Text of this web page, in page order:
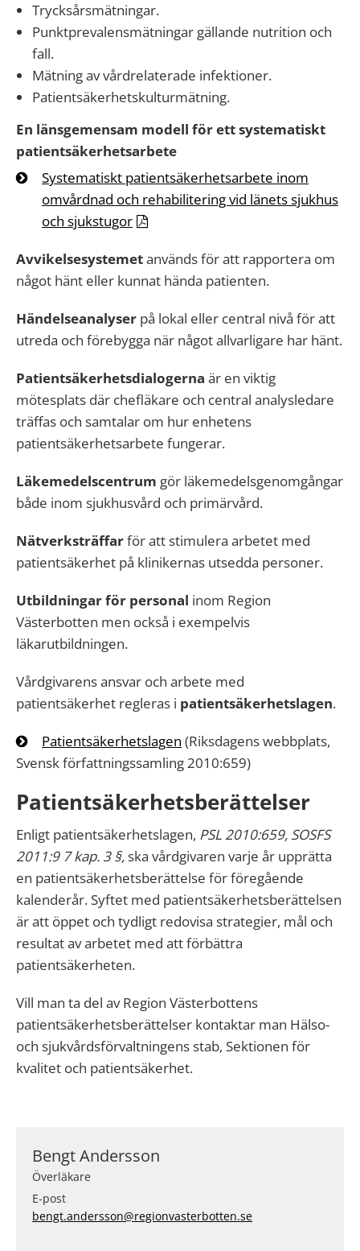
Trycksårsmätningar.
Punktprevalensmätningar gällande nutrition och
fall.
Mätning av vårdrelaterade infektioner.
Patientsäkerhetskulturmätning.
En länsgemensam modell för ett systematiskt
patientsäkerhetsarbete
Systematiskt patientsäkerhetsarbete inom
omvårdnad och rehabilitering vid länets sjukhus
och sjukstugor
Avvikelsesystemetanvänds för att rapportera om
något hänt eller kunnat hända patienten.
Händelseanalyser på lokal eller central nivå för att
utreda och förebygga när något allvarligare har hänt.
Patientsäkerhetsdialogerna är en viktig
mötesplats där chefläkare och central analysledare
träffas och samtalar om hur enhetens
patientsäkerhetsarbete fungerar.
Läkemedelscentrum gör läkemedelsgenomgångar
både inom sjukhusvård och primärvård.
Nätverksträffarför att stimulera arbetet med
patientsäkerhet på klinikernas utsedda personer.
Utbildningar för personal inom Region
Västerbotten men också i exempelvis
läkarutbildningen.
Vårdgivarens ansvar och arbete med
patientsäkerhet regleras i patientsäkerhetslagen.
Patientsäkerhetslagen (Riksdagens webbplats,
Svensk författningssamling 2010:659)
Patientsäkerhetsberättelser
Enligt patientsäkerhetslagen, PSL 2010:659, SOSFS
2011:9 7 kap. 3 §,ska vårdgivaren varje år upprätta
en patientsäkerhetsberättelse för föregående
kalenderår. Syftet med patientsäkerhetsberättelsen
är att öppet och tydligt redovisa strategier, mål och
resultat av arbetet med att förbättra
patientsäkerheten.
Vill man ta del av Region Västerbottens
patientsäkerhetsberättelser kontaktar man Hälso-
och sjukvårdsförvaltningens stab, Sektionen för
kvalitet och patientsäkerhet.
Bengt Andersson
Överläkare
E-post
bengt.andersson@regionvasterbotten.se